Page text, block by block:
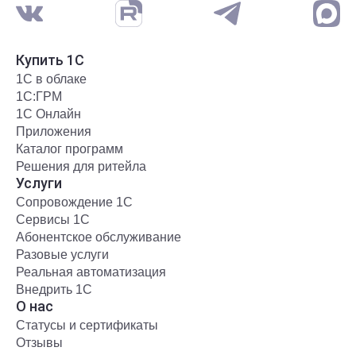
Купить 1С
1С в облаке
1С:ГРМ
1С Онлайн
Приложения
Каталог программ
Решения для ритейла
Услуги
Сопровождение 1С
Сервисы 1С
Абонентское обслуживание
Разовые услуги
Реальная автоматизация
Внедрить 1С
О нас
Статусы и сертификаты
Отзывы